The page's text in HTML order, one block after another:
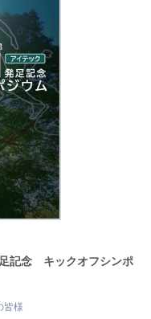
記念 キックオフシンポ
皆様